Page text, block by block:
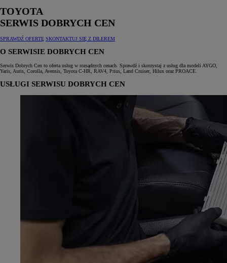
TOYOTA
SERWIS DOBRYCH CEN
SPRAWDŹ OFERTĘ SKONTAKTUJ SIĘ Z DILEREM
O SERWISIE DOBRYCH CEN
Serwis Dobrych Cen to oferta usług w rozsądnych cenach. Sprawdź i skorzystaj z usług dla modeli AYGO,
Yaris, Auris, Corolla, Avensis, Toyota C‑HR, RAV4, Prius, Land Cruiser, Hilux oraz PROACE.
USŁUGI SERWISU DOBRYCH CEN